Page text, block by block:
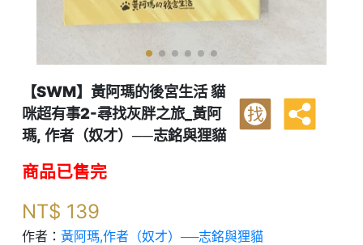
【SWM】黃阿瑪的後宮生活 貓
咪超有事2-尋找灰胖之旅_黃阿
瑪, 作者（奴才）──志銘與狸貓
找
商品已售完
NT$ 139
作者： 黃阿瑪,作者（奴才）──志銘與狸貓